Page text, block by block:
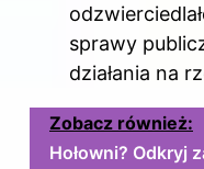
sprawy
działania na
Zobacz również:
Hołowni? Odkryj